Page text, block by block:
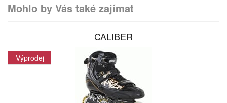
Mohlo by Vás také zajímat
Výprodej
CALIBER